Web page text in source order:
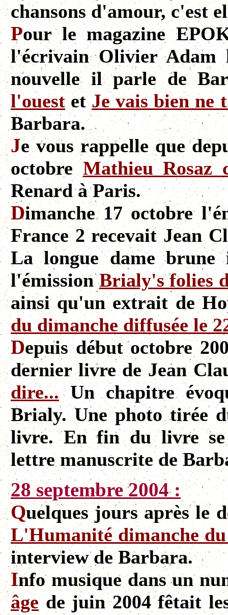
chansons d'amour, c'est
Pour le magazine
l'écrivain Olivier Adam
nouvelle il parle de
l'ouestetJe vais bien ne
Barbara.
Je vous rappelle que
octobreMathieu Rosaz
Renard à Paris.
Dimanche 17 octobre
France 2 recevait Jean
La longue dame brune
l'émissionBrialy's folies
ainsi qu'un extrait de
du dimanche diffusée le
Depuis début octobre
dernier livre de Jean
dire...Un chapitre
Brialy. Une photo tirée
livre. En fin du livre se
lettre manuscrite de
28 septembre 2004 :
Quelques jours après le
L'Humanité dimanche du
interview de Barbara.
Info musique dans un
âgede juin 2004 fêtait